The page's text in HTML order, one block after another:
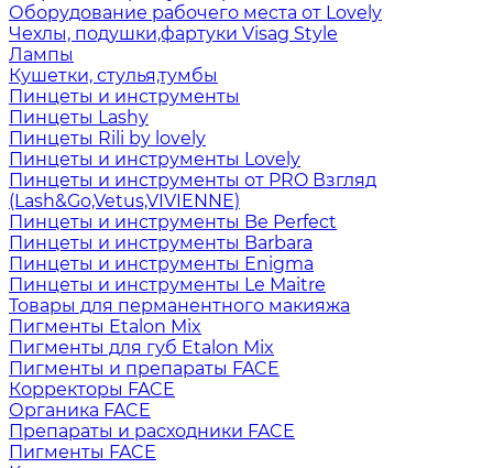
Оборудование рабочего места от Lovely
Чехлы, подушки,фартуки Visag Style
Лампы
Кушетки, стулья,тумбы
Пинцеты и инструменты
Пинцеты Lashy
Пинцеты Rili by lovely
Пинцеты и инструменты Lovely
Пинцеты и инструменты от PRO Взгляд
(Lash&Go,Vetus,VIVIENNE)
Пинцеты и инструменты Be Perfect
Пинцеты и инструменты Barbara
Пинцеты и инструменты Enigma
Пинцеты и инструменты Le Maitre
Товары для перманентного макияжа
Пигменты Etalon Mix
Пигменты для губ Etalon Mix
Пигменты и препараты FACE
Корректоры FACE
Органика FACE
Препараты и расходники FACE
Пигменты FACE